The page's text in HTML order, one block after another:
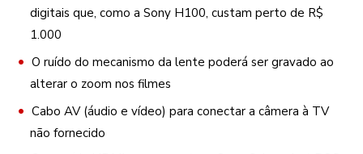
digitais que, como a Sony H100, custam perto de R$
1.000
O ruído do mecanismo da lente poderá ser gravado ao
alterar o zoom nos filmes
Cabo AV (áudio e vídeo) para conectar a câmera à TV
não fornecido